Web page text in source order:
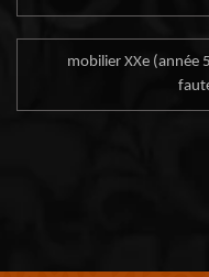
mobilier XXe (année